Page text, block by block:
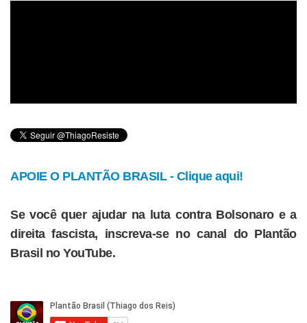
APOIE O PLANTÃO BRASIL - Clique aqui!
Se você quer ajudar na luta contra Bolsonaro e a
direita fascista, inscreva-se no canal do Plantão
Brasil no YouTube.